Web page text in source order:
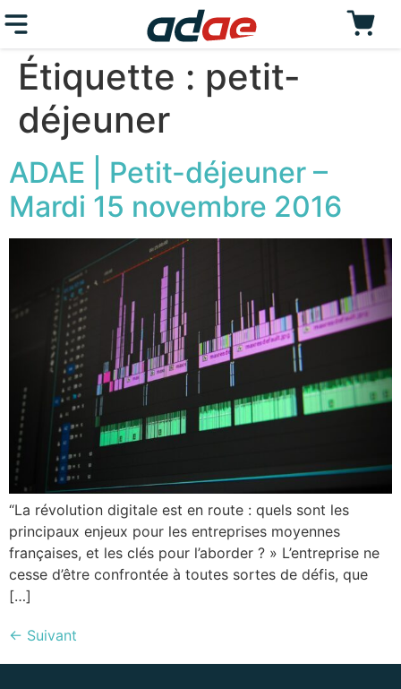
Étiquette : petit-
déjeuner
ADAE | Petit-déjeuner –
Mardi 15 novembre 2016
“La révolution digitale est en route : quels sont les
principaux enjeux pour les entreprises moyennes
françaises, et les clés pour l’aborder ? » L’entreprise ne
cesse d’être confrontée à toutes sortes de défis, que
[…]
← Suivant